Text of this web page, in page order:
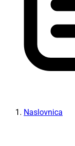
Naslovnica